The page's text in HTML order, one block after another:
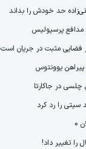
حد خودش را بداند
مدافع پرسپولیس
فضایی مثبت در جریان است
در جاکارتا
سیتی را رد کرد
را تغییر داد!